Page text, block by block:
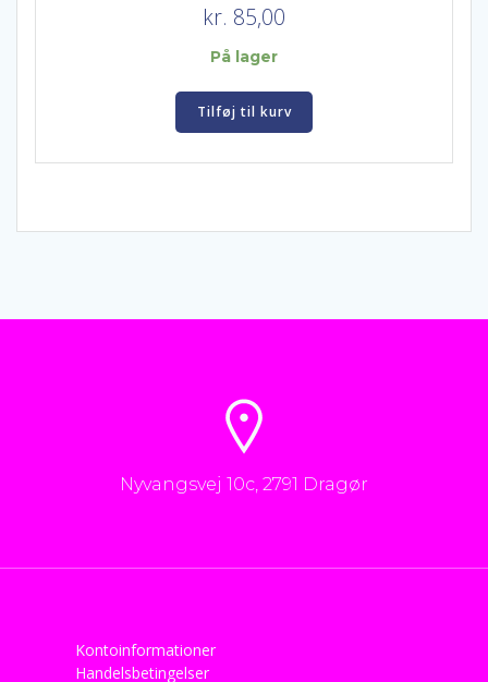
kr. 85,00
På lager
Tilføj til kurv
Nyvangsvej 10c, 2791 Dragør
Kontoinformationer
Handelsbetingelser